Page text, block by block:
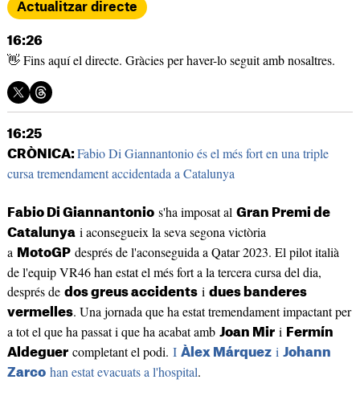
Actualitzar directe
16:26
👋 Fins aquí el directe. Gràcies per haver-lo seguit amb nosaltres.
16:25
CRÒNICA: Fabio Di Giannantonio és el més fort en una triple
cursa tremendament accidentada a Catalunya
Fabio Di Giannantonios'ha imposat al Gran Premi de
Catalunyai aconsegueix la seva segona victòria
a MotoGPdesprés de l'aconseguida a Qatar 2023. El pilot italià
de l'equip VR46 han estat el més fort a la tercera cursa del dia,
després de dos greus accidentsi dues banderes
vermelles. Una jornada que ha estat tremendament impactant per
a tot el que ha passat i que ha acabat amb Joan Miri Fermín
Aldeguercompletant el podi. I Àlex Márquezi Johann
Zarcohan estat evacuats a l'hospital.